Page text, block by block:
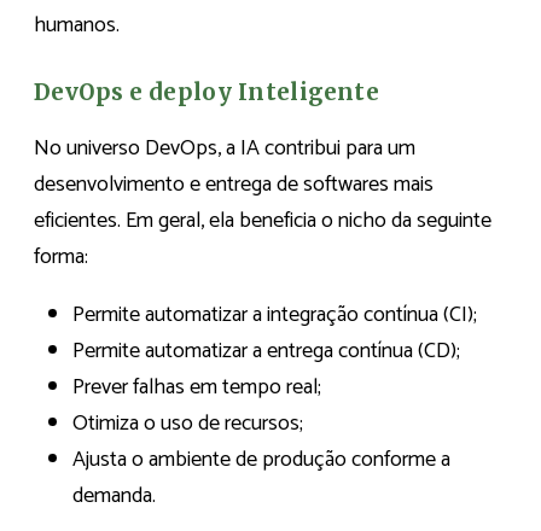
humanos.
DevOps e deploy Inteligente
No universo DevOps, a IA contribui para um
desenvolvimento e entrega de softwares mais
eficientes. Em geral, ela beneficia o nicho da seguinte
forma:
Permite automatizar a integração contínua (CI);
Permite automatizar a entrega contínua (CD);
Prever falhas em tempo real;
Otimiza o uso de recursos;
Ajusta o ambiente de produção conforme a
demanda.